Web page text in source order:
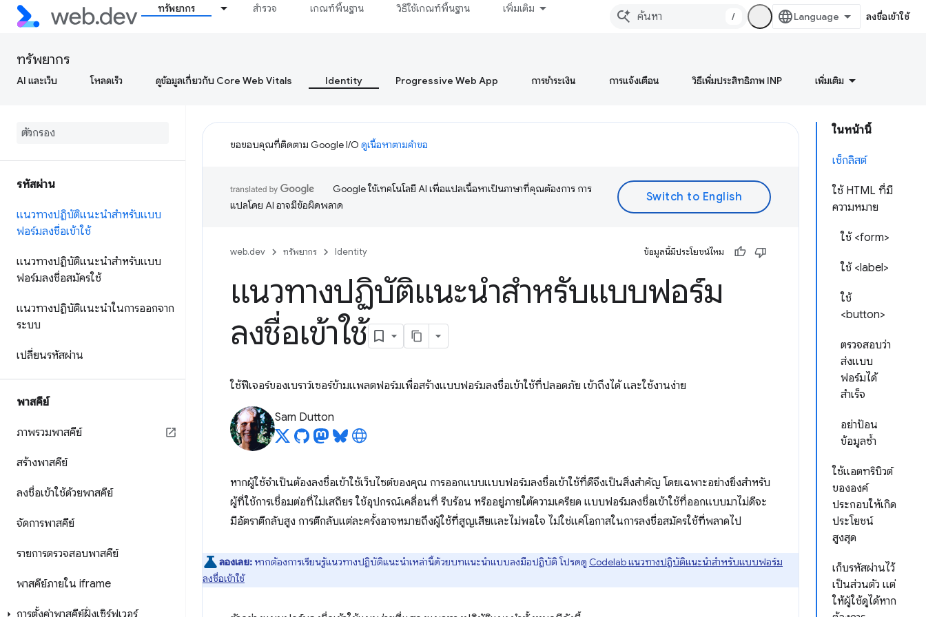
ทรัพยากร สำรวจ เกณฑ์พื้นฐาน วิธีใช้เกณฑ์พื้นฐาน เพิ่มเติม
/ ลงชื่อเข้าใช้
ทรัพยากร
AI และเว็บ โหลดเร็ว ดูข้อมูลเกี่ยวกับ Core Web Vitals Identity Progressive Web App การชำระเงิน การแจ้งเตือน วิธีเพิ่มประสิทธิภาพ INP เพิ่มเติม
รหัสผ่าน
แนวทางปฏิบัติแนะนำสำหรับแบบ
ฟอร์มลงชื่อเข้าใช้
แนวทางปฏิบัติแนะนำสำหรับแบบ
ฟอร์มลงชื่อสมัครใช้
แนวทางปฏิบัติแนะนำในการออกจาก
ระบบ
เปลี่ยนรหัสผ่าน
พาสคีย์
ภาพรวมพาสคีย์
สร้างพาสคีย์
ลงชื่อเข้าใช้ด้วยพาสคีย์
จัดการพาสคีย์
รายการตรวจสอบพาสคีย์
พาสคีย์ภายใน iframe
การตั้งค่าพาสคีย์ฝั่งเซิร์ฟเวอร์
ในหน้านี้
เช็กลิสต์
ใช้ HTML ที่มี
ความหมาย
ใช้ <form>
ใช้ <label>
ใช้
<button>
ตรวจสอบว่า
ส่งแบบ
ฟอร์มได้
สำเร็จ
อย่าป้อน
ข้อมูลซ้ำ
ใช้แอตทริบิวต์
ขององค์
ประกอบให้เกิด
ประโยชน์
สูงสุด
เก็บรหัสผ่านไว้
เป็นส่วนตัว แต่
ให้ผู้ใช้ดูได้หาก
ขอขอบคุณที่ติดตาม Google I/O ดูเนื้อหาตามคำขอ
Google ใช้เทคโนโลยี AI เพื่อแปลเนื้อหาเป็นภาษาที่คุณต้องการ การ
แปลโดย AI อาจมีข้อผิดพลาด
web.dev ทรัพยากร Identity ข้อมูลนี้มีประโยชน์ไหม
แนวทางปฏิบัติแนะนำสำหรับแบบฟอร์ม
ลงชื่อเข้าใช้
ใช้ฟีเจอร์ของเบราว์เซอร์ข้ามแพลตฟอร์มเพื่อสร้างแบบฟอร์มลงชื่อเข้าใช้ที่ปลอดภัย เข้าถึงได้ และใช้งานง่าย
Sam Dutton
หากผู้ใช้จำเป็นต้องลงชื่อเข้าใช้เว็บไซต์ของคุณ การออกแบบแบบฟอร์มลงชื่อเข้าใช้ที่ดีจึงเป็นสิ่งสำคัญ โดยเฉพาะอย่างยิ่งสำหรับ
ผู้ที่ใช้การเชื่อมต่อที่ไม่เสถียร ใช้อุปกรณ์เคลื่อนที่ รีบร้อน หรืออยู่ภายใต้ความเครียด แบบฟอร์มลงชื่อเข้าใช้ที่ออกแบบมาไม่ดีจะ
มีอัตราตีกลับสูง การตีกลับแต่ละครั้งอาจหมายถึงผู้ใช้ที่สูญเสียและไม่พอใจ ไม่ใช่แค่โอกาสในการลงชื่อสมัครใช้ที่พลาดไป
ลองเลย: หากต้องการเรียนรู้แนวทางปฏิบัติแนะนำเหล่านี้ด้วยบทแนะนำแบบลงมือปฏิบัติ โปรดดู Codelab แนวทางปฏิบัติแนะนำสำหรับแบบฟอร์ม
ลงชื่อเข้าใช้